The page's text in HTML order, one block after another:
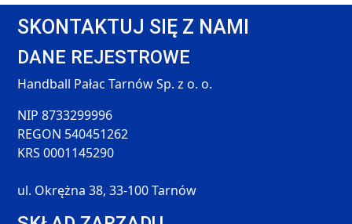
SKONTAKTUJ SIĘ Z NAMI
DANE REJESTROWE
Handball Pałac Tarnów Sp. z o. o.
NIP 8733299996
REGON 540451262
KRS 0001145290
ul. Okrężna 38, 33-100 Tarnów